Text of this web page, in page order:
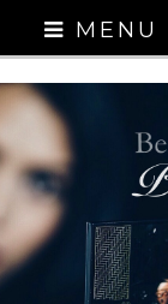
MENU